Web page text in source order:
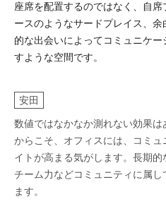
座席を配置するのではなく、自
ースのようなサードプレイス、
的な出会いによってコミュニケ
すような空間です。
安田
数値ではなかなか測れない効果
からこそ、オフィスには、コミ
イトが高まる気がします。長期
チーム力などコミュニティに属
ます。